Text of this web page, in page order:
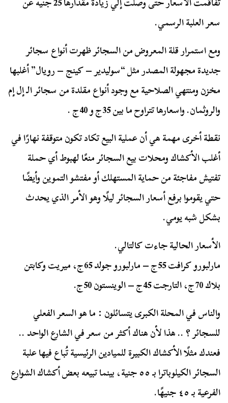
سعر العلبة الرسمي.
ومع استمرار قلة المعروض من السجائر ظهرت أنواع سجائر
جديدة مجهولة المصدر مثل “سوليدير – كينج – رويال” أغلبها
مخزن ومنتهي الصلاحية مع وجود أنواع مقلدة من سجائر الـ إل إم
والروثمان. واسعارها تتراوح ما بين 35ج و 40ج .
نقطة أخرى مهمة هي أن عملية البيع تكاد تكون متوقفة نهارًا في
أغلب الأكشاك ومحلات بيع السجائر منعًا لهبوط أي حملة
تفتيش مفاجئة من حماية المستهلك أو مفتشو التموين وأيضًا
حتي يقوموا برفع أسعار السجائر ليلًا وهو الأمر الذي يحدث
بشكل شبه يومي.
الأسعار الحالية جاءت كالتالي.
مارلبورو كرافت 55ج – مارلبورو جولد 65ج، ميريت وكابتن
بلاك 70ج، التارجت 45ج – الوينستون 50ج.
والناس في المحلة الكبرى يتسائلون : ما هو السعر الفعلي
للسجائر ؟ .. هذا لأن هناك أكثر من سعر في الشارع الواحد ..
فعندك مثلًا الأكشاك الكبيرة للميادين الرئيسية تُباع فيها علبة
السجائر الكيلوباترا بـ ٥٥ جنية، بينما تبيعه بعض أكشاك الشوارع
الفرعية بـ ٤٥ جنيهًا.